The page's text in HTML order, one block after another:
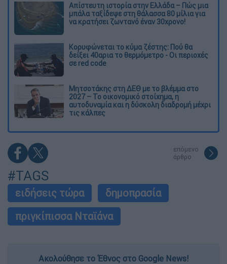
Απίστευτη ιστορία στην Ελλάδα – Πώς μια
μπάλα ταξίδεψε στη θάλασσα 80 μίλια για
να κρατήσει ζωντανό έναν 30χρονο!
Κορυφώνεται το κύμα ζέστης: Πού θα
δείξει 40αρια το θερμόμετρο - Οι περιοχές
σε red code
Μητσοτάκης στη ΔΕΘ με το βλέμμα στο
2027 – Το οικονομικό στοίχημα, η
αυτοδυναμία και η δύσκολη διαδρομή μέχρι
τις κάλπες
επόμενο
άρθρο
#TAGS
ειδήσεις τώρα
δημοπρασία
πριγκίπισσα Νταϊάνα
Ακολούθησε το Έθνος στο Google News!